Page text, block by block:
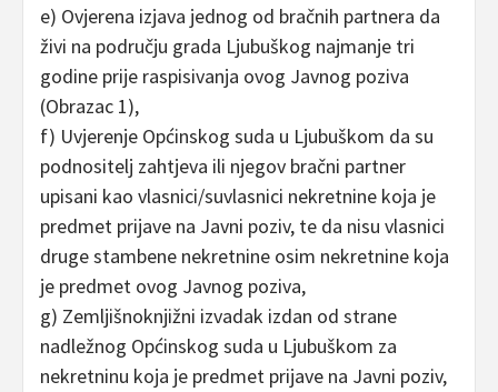
e) Ovjerena izjava jednog od bračnih partnera da
živi na području grada Ljubuškog najmanje tri
godine prije raspisivanja ovog Javnog poziva
(Obrazac 1),
f) Uvjerenje Općinskog suda u Ljubuškom da su
podnositelj zahtjeva ili njegov bračni partner
upisani kao vlasnici/suvlasnici nekretnine koja je
predmet prijave na Javni poziv, te da nisu vlasnici
druge stambene nekretnine osim nekretnine koja
je predmet ovog Javnog poziva,
g) Zemljišnoknjižni izvadak izdan od strane
nadležnog Općinskog suda u Ljubuškom za
nekretninu koja je predmet prijave na Javni poziv,